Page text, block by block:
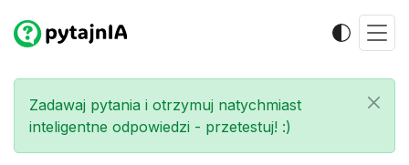
Zadawaj pytania i otrzymuj natychmiast
inteligentne odpowiedzi - przetestuj! :)